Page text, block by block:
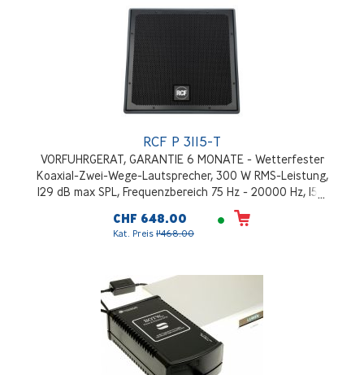
RCF P 3115-T
VORFUHRGERAT, GARANTIE 6 MONATE - Wetterfester
Koaxial-Zwei-Wege-Lautsprecher, 300 W RMS-Leistung,
129 dB max SPL, Frequenzbereich 75 Hz - 20000 Hz, 15"-
Tieftöner, IP55, schwarz
CHF 648.00
Kat. Preis 1'468.00